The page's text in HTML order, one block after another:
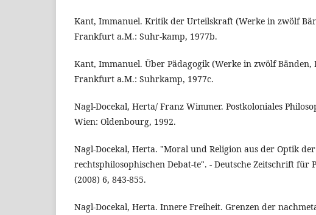
Kant, Immanuel. Kritik der Urteilskraft (Werke in zwölf
Frankfurt a.M.: Suhr-kamp, 1977b.
Kant, Immanuel. Über Pädagogik (Werke in zwölf Bänden,
Frankfurt a.M.: Suhrkamp, 1977c.
Nagl-Docekal, Herta/ Franz Wimmer. Postkoloniales
Wien: Oldenbourg, 1992.
Nagl-Docekal, Herta. "Moral und Religion aus der Optik
rechtsphilosophischen Debat-te". - Deutsche Zeitschrift für
(2008) 6, 843-855.
Nagl-Docekal, Herta. Innere Freiheit. Grenzen der